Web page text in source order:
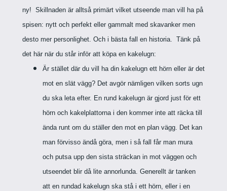
ny! Skillnaden är alltså primärt vilket utseende man vill ha på
spisen: nytt och perfekt eller gammalt med skavanker men
desto mer personlighet. Och i bästa fall en historia. Tänk på
det här när du står inför att köpa en kakelugn:
Är stället där du vill ha din kakelugn ett hörn eller är det
mot en slät vägg? Det avgör nämligen vilken sorts ugn
du ska leta efter. En rund kakelugn är gjord just för ett
hörn och kakelplattorna i den kommer inte att räcka till
ända runt om du ställer den mot en plan vägg. Det kan
man förvisso ändå göra, men i så fall får man mura
och putsa upp den sista sträckan in mot väggen och
utseendet blir då lite annorlunda. Generellt är tanken
att en rundad kakelugn ska stå i ett hörn, eller i en